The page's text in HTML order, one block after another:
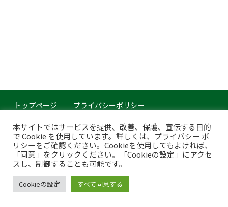
トップページ
プライバシーポリシー
このサイトについて
Copyright © Japan Organics Recycling Association. All rights reserved.
本サイトではサービスを提供、改善、保護、宣伝する目的
で Cookie を使用しています。詳しくは、プライバシー ポ
リシーをご確認ください。Cookieを使用してもよければ、
「同意」をクリックください。「Cookieの設定」にアクセ
スし、制御することも可能です。
Cookieの設定 すべて同意する